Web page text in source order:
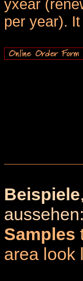
yxear
per year).
Beispiele
aussehen:
Samples
area look